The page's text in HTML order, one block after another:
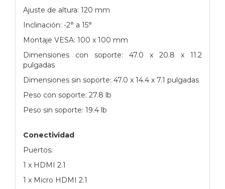
Ajuste de altura: 120 mm
Inclinación: -2° a 15°
Montaje VESA: 100 x 100 mm
Dimensiones con soporte: 47.0 x 20.8 x 11.2
pulgadas
Dimensiones sin soporte: 47.0 x 14.4 x 7.1 pulgadas
Peso con soporte: 27.8 lb
Peso sin soporte: 19.4 lb
Conectividad
Puertos:
1 x HDMI 2.1
1 x Micro HDMI 2.1